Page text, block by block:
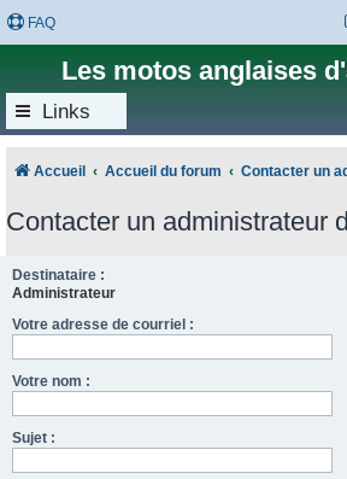
FAQ
Les motos anglaises
Links
Accueil Accueil du forum Contacter un
Contacter un administrateur
Destinataire :
Administrateur
Votre adresse de courriel :
Votre nom :
Sujet :